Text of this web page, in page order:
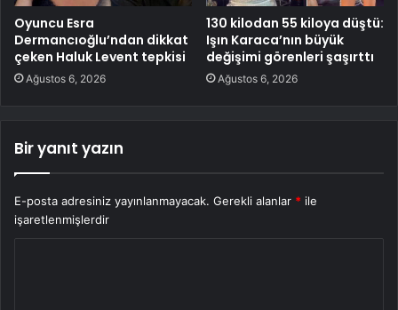
Oyuncu Esra
Dermancıoğlu’ndan dikkat
çeken Haluk Levent tepkisi
Ağustos 6, 2026
130 kilodan 55 kiloya düştü:
Işın Karaca’nın büyük
değişimi görenleri şaşırttı
Ağustos 6, 2026
Bir yanıt yazın
E-posta adresiniz yayınlanmayacak. Gerekli alanlar * ile
işaretlenmişlerdir